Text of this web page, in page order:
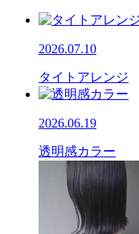
2026.07.10
タイトアレンジ
2026.06.19
透明感カラー